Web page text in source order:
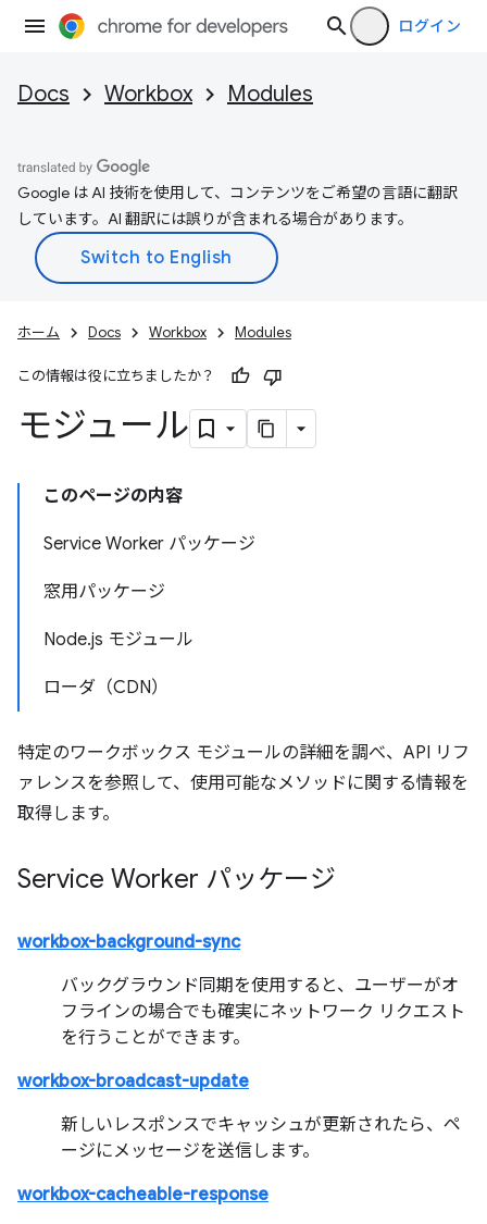
ログイン
Docs Workbox Modules
Google は AI 技術を使用して、コンテンツをご希望の言語に翻訳
しています。AI 翻訳には誤りが含まれる場合があります。
ホーム Docs Workbox Modules
この情報は役に立ちましたか？
モジュール
このページの内容
Service Worker パッケージ
窓用パッケージ
Node.js モジュール
ローダ（CDN）
特定のワークボックス モジュールの詳細を調べ、API リフ
ァレンスを参照して、使用可能なメソッドに関する情報を
取得します。
Service Worker パッケージ
workbox-background-sync
バックグラウンド同期を使用すると、ユーザーがオ
フラインの場合でも確実にネットワーク リクエスト
を行うことができます。
workbox-broadcast-update
新しいレスポンスでキャッシュが更新されたら、ペ
ージにメッセージを送信します。
workbox-cacheable-response